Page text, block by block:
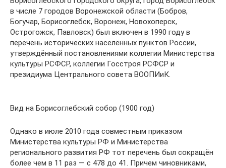
в числе 7 городов Воронежской области (Бобров,
Богучар, Борисоглебск, Воронеж, Новохоперск,
Острогожск, Павловск) был включен в 1990 году в
перечень исторических населённых пунктов России,
утверждённый постановлениями коллегии Министерства
культуры РСФСР, коллегии Госстроя РСФСР и
президиума Центрального совета ВООПИиК.
Вид на Борисоглебский собор (1900 год)
Однако в июле 2010 года совместным приказом
Министерства культуры РФ и Министерства
регионального развития РФ тот перечень был сокращён
более чем в 11 раз — с 478 до 41. Причем чиновниками,